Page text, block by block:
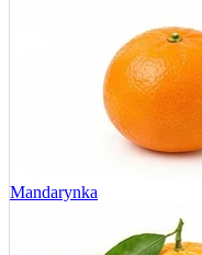
Mandarynka